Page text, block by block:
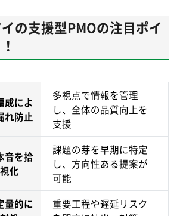
の支援型PMOの注目ポイ
成によ
れ防止
多視点で情報を管理
し、全体の品質向上を
支援
音を拾
化
課題の芽を早期に特定
し、方向性ある提案が
可能
量的に
重要工程や遅延リスク